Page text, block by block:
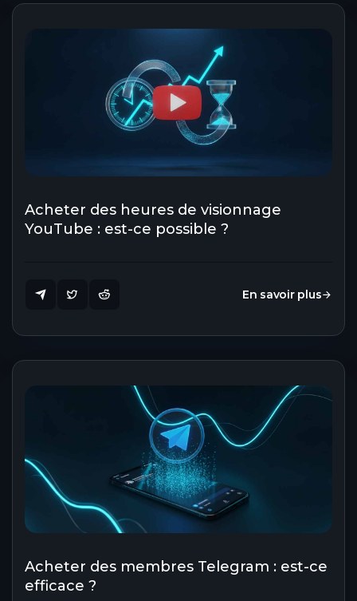
Acheter des heures de visionnage
YouTube : est-ce possible ?
En savoir plus
Acheter des membres Telegram : est-ce
efficace ?